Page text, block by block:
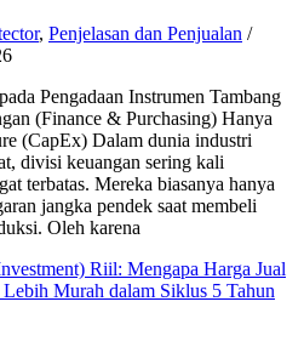
, Penjelasan dan Penjualan /
Pengadaan Instrumen Tambang
(Finance & Purchasing) Hanya
(CapEx) Dalam dunia industri
divisi keuangan sering kali
terbatas. Mereka biasanya hanya
jangka pendek saat membeli
Oleh karena
Riil: Mengapa Harga Jual
Murah dalam Siklus 5 Tahun